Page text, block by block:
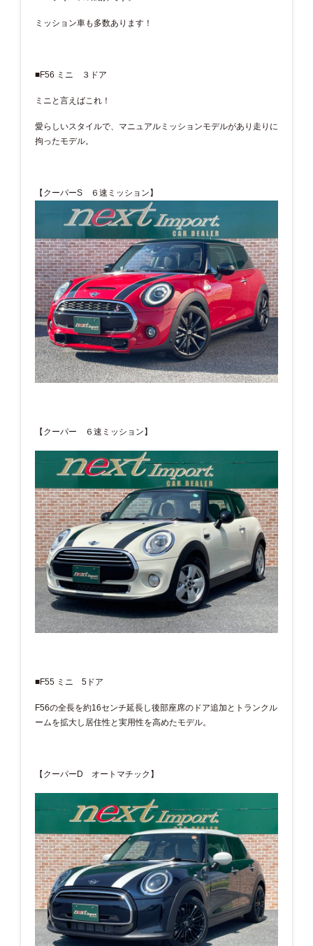
ミッション車も多数あります！
■F56 ミニ ３ドア
ミニと言えばこれ！
愛らしいスタイルで、マニュアルミッションモデルがあり走りに
拘ったモデル。
【クーパーS ６速ミッション】
【クーパー ６速ミッション】
■F55 ミニ 5ドア
F56の全長を約16センチ延長し後部座席のドア追加とトランクル
ームを拡大し居住性と実用性を高めたモデル。
【クーパーD オートマチック】